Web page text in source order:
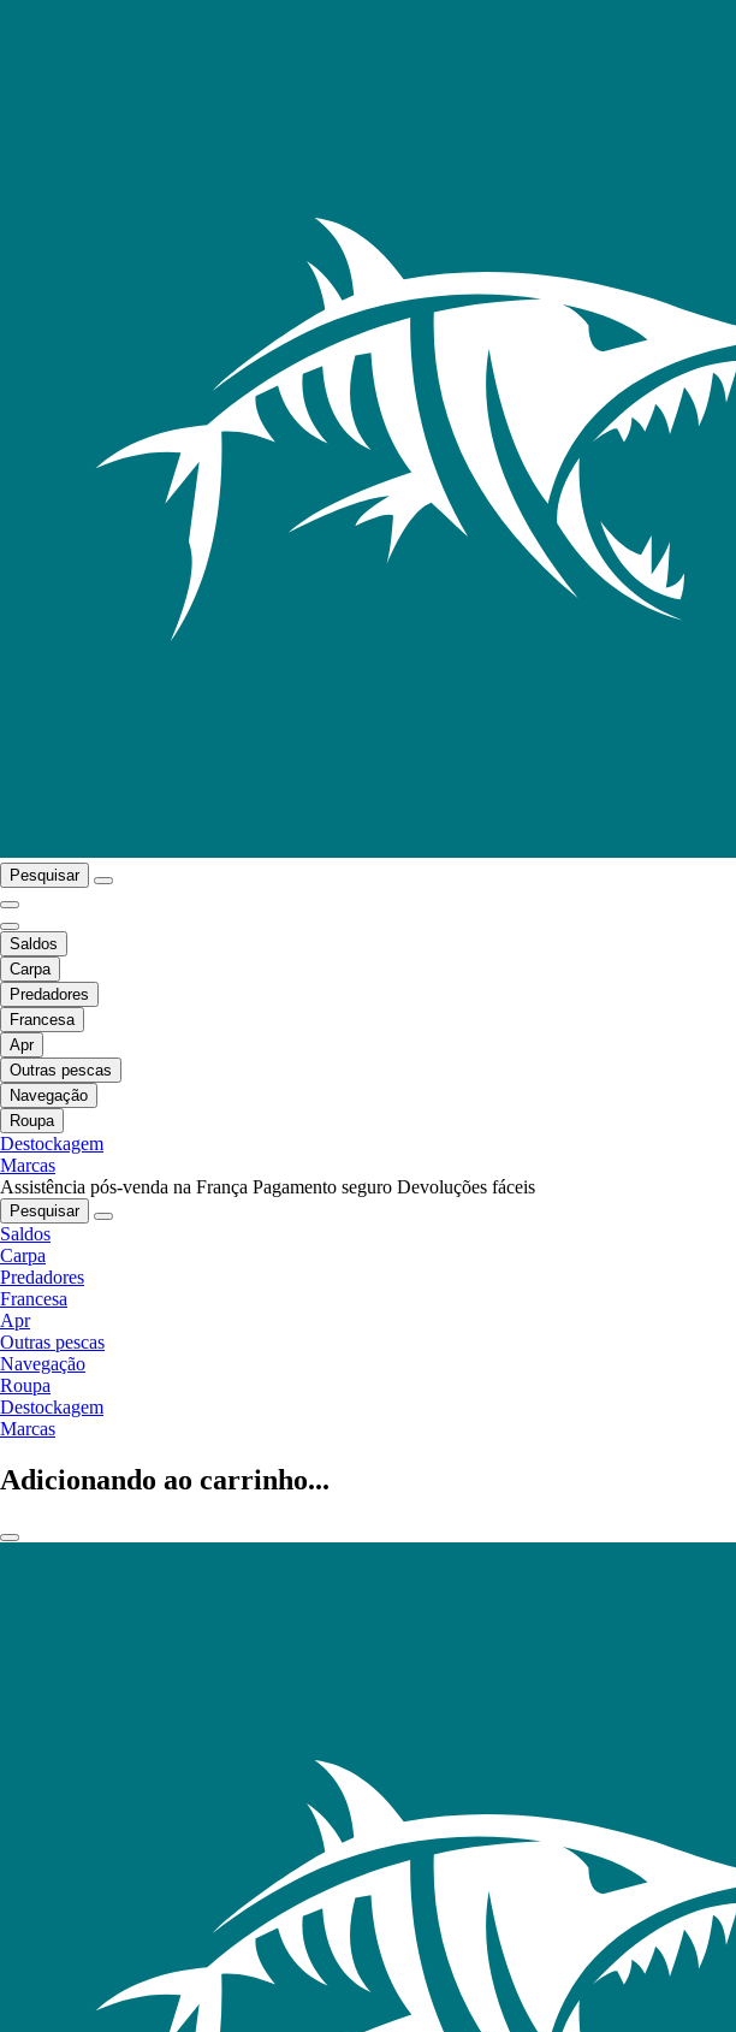
Pesquisar
Saldos
Carpa
Predadores
Francesa
Apr
Outras pescas
Navegação
Roupa
Destockagem
Marcas
Assistência pós-venda na França Pagamento seguro Devoluções fáceis
Pesquisar
Saldos
Carpa
Predadores
Francesa
Apr
Outras pescas
Navegação
Roupa
Destockagem
Marcas
Adicionando ao carrinho...